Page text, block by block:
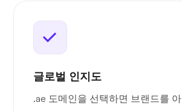
글로벌 인지도
.ae 도메인을 선택하면 브랜드를